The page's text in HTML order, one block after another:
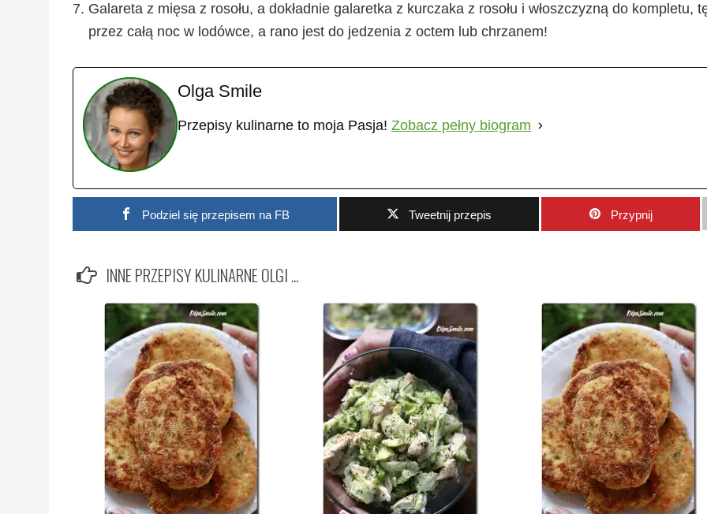
Galareta z mięsa z rosołu, a dokładnie galaretka z kurczaka z rosołu i włoszczyzną do kompletu,
przez całą noc w lodówce, a rano jest do jedzenia z octem lub chrzanem!
Olga Smile
Przepisy kulinarne to moja Pasja! Zobacz pełny biogram
Podziel się przepisem na FB Tweetnij przepis Przypnij
INNE PRZEPISY KULINARNE OLGI ...